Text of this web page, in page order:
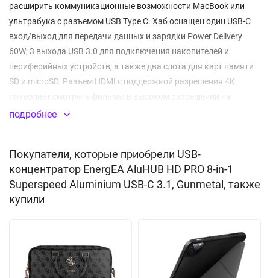
расширить коммуникационные возможности MacBook или
ультрабука с разъемом USB Type C. Хаб оснащен один USB-C
вход/выход для передачи данных и зарядки Power Delivery
60W; 3 выхода USB 3.0 для подключения накопителей и
периферийных устройств, а также два слота для карт памяти
SD и microSD. Разъем HDMI с поддержкой разрешения 4K
позволяет смотреть фильмы в высоком разрешении на
большом экране, а наличие гигабитного разъема Ethernet RJ-
компактные размеры и небольшой вес, его удобно носить с
собой.
Количество портов: 8
USB-C Power Delivery 60W
HDMI 4K@30Hz
подробнее
Покупатели, которые приобрели USB-
концентратор EnergEA AluHUB HD PRO 8-in-1
Superspeed Aluminium USB-C 3.1, Gunmetal, также
купили